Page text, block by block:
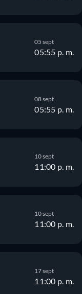
05 sept
05:55 p. m.
08 sept
05:55 p. m.
10 sept
11:00 p. m.
10 sept
11:00 p. m.
17 sept
11:00 p. m.